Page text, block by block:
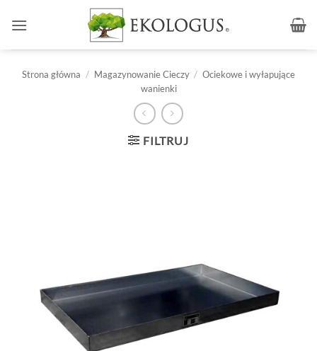
Strona główna / Magazynowanie Cieczy / Ociekowe i wyłapujące
wanienki
FILTRUJ